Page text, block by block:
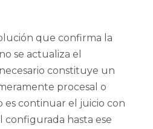
que confirma la
se actualiza el
constituye un
procesal o
es continuar el juicio con
configurada hasta ese